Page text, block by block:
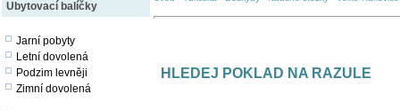
Ubytovací balíčky
Jarní pobyty
Letní dovolená
Podzim levněji
Zimní dovolená
HLEDEJ POKLAD NA RAZULE